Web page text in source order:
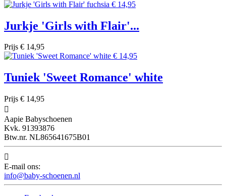
Jurkje 'Girls with Flair'...
Prijs € 14,95
Tuniek 'Sweet Romance' white
Prijs € 14,95

Aapie Babyschoenen
Kvk. 91393876
Btw.nr. NL865641675B01

E-mail ons:
info@baby-schoenen.nl